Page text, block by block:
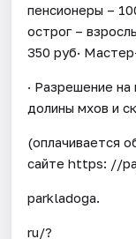
пенсионеры –
острог –
350 руб·
· Разрешение
долины мхов и
(оплачивается
сайте https: //
parkladoga.
ru/?